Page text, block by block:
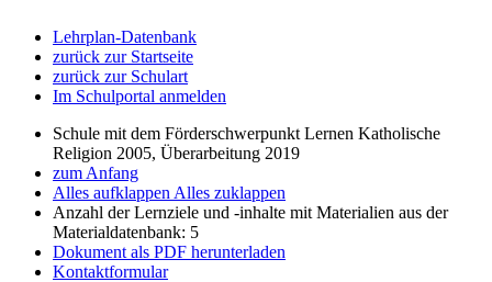
Lehrplan-Datenbank
zurück zur Startseite
zurück zur Schulart
Im Schulportal anmelden
Schule mit dem Förderschwerpunkt Lernen Katholische
Religion 2005, Überarbeitung 2019
zum Anfang
Alles aufklappen Alles zuklappen
Anzahl der Lernziele und -inhalte mit Materialien aus der
Materialdatenbank: 5
Dokument als PDF herunterladen
Kontaktformular